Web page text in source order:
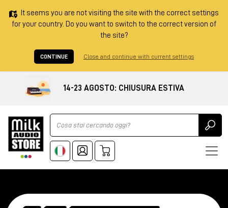
It seems you are not visiting the site with the correct settings
for your country. Do you want to switch to the correct version of
the site?
CONTINUE Close and continue with current settings
14-23 AGOSTO: CHIUSURA ESTIVA
Ricerca